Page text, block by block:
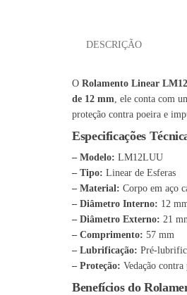
DESCRIÇÃO
O Rolamento Linear
de 12 mm , ele conta com
proteção contra poeira e
Especificações
– Modelo: LM12LUU
– Tipo: Linear de Esferas
– Material: Corpo em aço
– Diâmetro Interno: 12
– Diâmetro Externo: 21
– Comprimento: 57 mm
– Lubrificação: Pré-
– Proteção: Vedação
Benefícios do